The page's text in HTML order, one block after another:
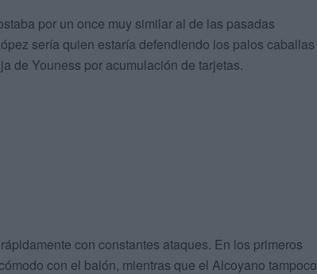
por un once muy similar al de las pasadas
sería quien estaría defendiendo los palos caballas
de Youness por acumulación de tarjetas.
con constantes ataques. En los primeros
con el balón, mientras que el Alcoyano tampoco